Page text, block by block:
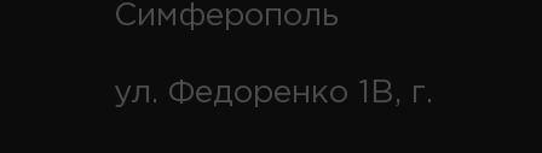
Симферополь
ул. Федоренко 1В, г.